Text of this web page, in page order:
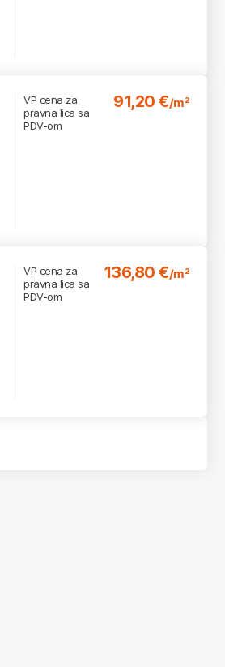
VP cena za
pravna lica sa
PDV-om
91,20 €/m²
VP cena za
pravna lica sa
PDV-om
136,80 €/m²